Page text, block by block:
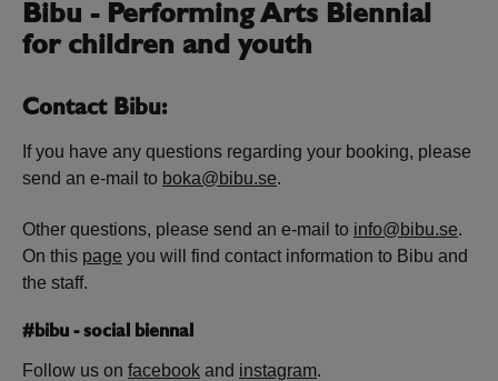
Bibu - Performing Arts Biennial
for children and youth
Contact Bibu:
If you have any questions regarding your booking, please
send an e-mail to boka@bibu.se.
Other questions, please send an e-mail to info@bibu.se.
On this page you will find contact information to Bibu and
the staff.
#bibu - social biennal
Follow us on facebook and instagram.